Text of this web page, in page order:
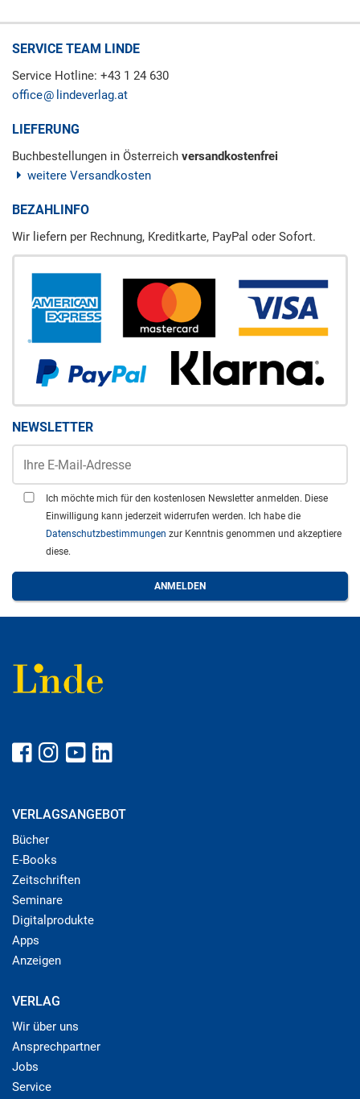
SERVICE TEAM LINDE
Service Hotline: +43 1 24 630
office
lindeverlag.at
LIEFERUNG
Buchbestellungen in Österreich versandkostenfrei
weitere Versandkosten
BEZAHLINFO
Wir liefern per Rechnung, Kreditkarte, PayPal oder Sofort.
NEWSLETTER
Ich möchte mich für den kostenlosen Newsletter anmelden. Diese
Einwilligung kann jederzeit widerrufen werden. Ich habe die
Datenschutzbestimmungen zur Kenntnis genommen und akzeptiere
diese.
VERLAGSANGEBOT
Bücher
E-Books
Zeitschriften
Seminare
Digitalprodukte
Apps
Anzeigen
VERLAG
Wir über uns
Ansprechpartner
Jobs
Service